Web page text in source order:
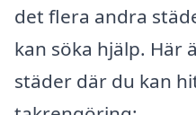
det flera andra
kan söka hjälp. Här
städer där du kan